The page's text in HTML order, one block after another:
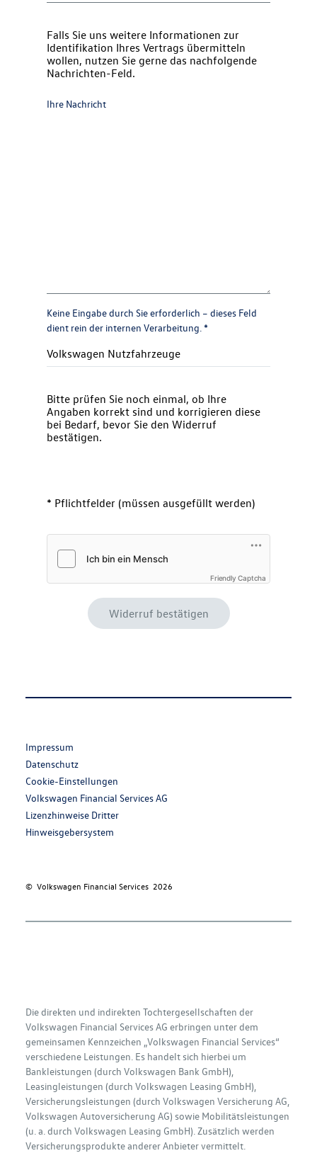
Falls Sie uns weitere Informationen zur
Identifikation Ihres Vertrags übermitteln
wollen, nutzen Sie gerne das nachfolgende
Nachrichten-Feld.
Ihre Nachricht
Keine Eingabe durch Sie erforderlich – dieses Feld
dient rein der internen Verarbeitung. *
Bitte prüfen Sie noch einmal, ob Ihre
Angaben korrekt sind und korrigieren diese
bei Bedarf, bevor Sie den Widerruf
bestätigen.
* Pflichtfelder (müssen ausgefüllt werden)
Friendly Captcha
Widerruf bestätigen
Meta
Navigation
Impressum
Datenschutz
Cookie-Einstellungen
Volkswagen Financial Services AG
Lizenzhinweise Dritter
Hinweisgebersystem
Social
Media
Links
© Volkswagen Financial Services 2026
Die direkten und indirekten Tochtergesellschaften der
Volkswagen Financial Services AG erbringen unter dem
gemeinsamen Kennzeichen „Volkswagen Financial Services“
verschiedene Leistungen. Es handelt sich hierbei um
Bankleistungen (durch Volkswagen Bank GmbH),
Leasingleistungen (durch Volkswagen Leasing GmbH),
Versicherungsleistungen (durch Volkswagen Versicherung AG,
Volkswagen Autoversicherung AG) sowie Mobilitätsleistungen
(u. a. durch Volkswagen Leasing GmbH). Zusätzlich werden
Versicherungsprodukte anderer Anbieter vermittelt.